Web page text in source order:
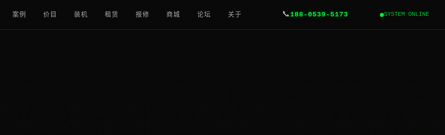
案例 价目 装机 租赁 报修 商城 论坛 关于 📞 188-0539-5173 SYSTEM ONLINE